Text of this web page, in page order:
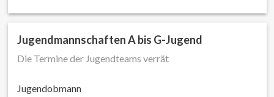
Jugendmannschaften A bis G-Jugend
Die Termine der Jugendteams verrät
Jugendobmann